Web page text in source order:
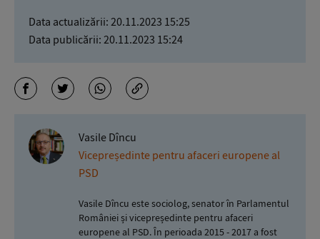
Data actualizării: 20.11.2023 15:25
Data publicării: 20.11.2023 15:24
Vasile Dîncu
Vicepreședinte pentru afaceri europene al
PSD
Vasile Dîncu este sociolog, senator în Parlamentul
României și vicepreședinte pentru afaceri
europene al PSD. În perioada 2015 - 2017 a fost